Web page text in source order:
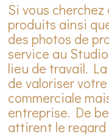
Si vous
produits ainsi
des photos de
service au
lieu de travail.
de valoriser
commerciale
entreprise. De
attirent le